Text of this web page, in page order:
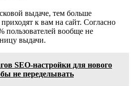
выдаче, тем больше
к вам на сайт. Согласно
пользователей вообще не
выдачи.
SEO-настройки для нового
не переделывать